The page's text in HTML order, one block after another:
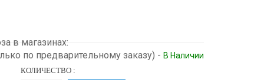
в магазинах:
по предварительному заказу) - В Наличии
КОЛИЧЕСТВО :